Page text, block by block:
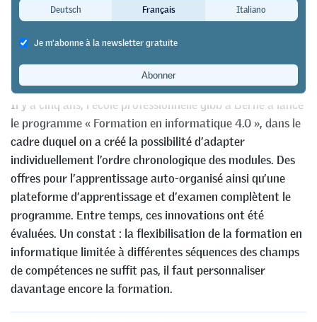
l’avenir
Martin Frieden,Georg Ninck,Thomas Jäggi,Thomas Staub&Lars
Il y a cinq ans, l’école professionnelle gibb à Berne a lancé
le programme « Formation en informatique 4.0 », dans le
cadre duquel on a créé la possibilité d’adapter
individuellement l’ordre chronologique des modules. Des
offres pour l’apprentissage auto-organisé ainsi qu’une
plateforme d’apprentissage et d’examen complètent le
programme. Entre temps, ces innovations ont été
évaluées. Un constat : la flexibilisation de la formation en
informatique limitée à différentes séquences des champs
de compétences ne suffit pas, il faut personnaliser
davantage encore la formation.
Deutsch
Français Italiano
Je m'abonne à la newsletter gratuite